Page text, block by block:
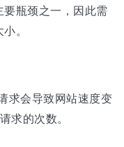
要瓶颈之一，因此需
。
求会导致网站速度变
求的次数。